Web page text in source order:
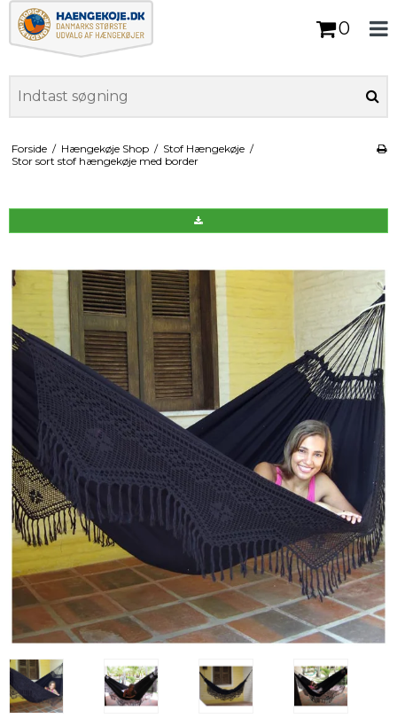
0
Forside / Hængekøje Shop / Stof Hængekøje /
Stor sort stof hængekøje med border